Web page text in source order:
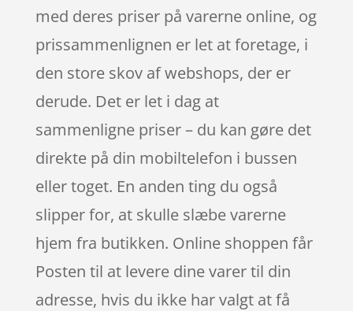
med deres priser på varerne online, og
prissammenlignen er let at foretage, i
den store skov af webshops, der er
derude. Det er let i dag at
sammenligne priser – du kan gøre det
direkte på din mobiltelefon i bussen
eller toget. En anden ting du også
slipper for, at skulle slæbe varerne
hjem fra butikken. Online shoppen får
Posten til at levere dine varer til din
adresse, hvis du ikke har valgt at få